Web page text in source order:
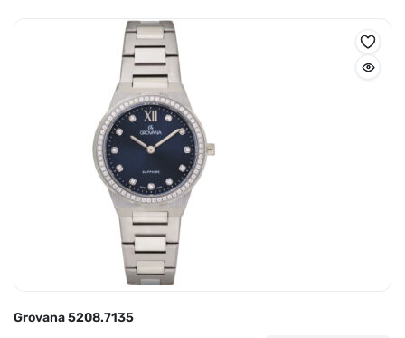
Grovana 5208.7135